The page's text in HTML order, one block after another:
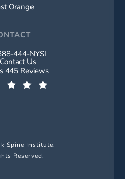
Orange
Call New York Spine Institute on
444-NYSI
Contact Us
Spine Institute reviews:
445 Reviews
Spine Institute.
Reserved.